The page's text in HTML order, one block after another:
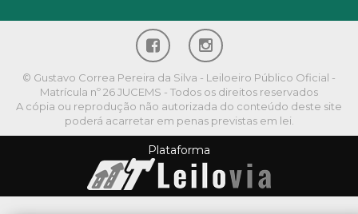
© Gustavo Correa Pereira da Silva - Leiloeiro Público Oficial -
Matrícula nº 26 JUCEMS - Todos os direitos reservados
A cópia ou reprodução não autorizada do conteúdo deste site
poderá acarretar em penas previstas em lei.
Plataforma